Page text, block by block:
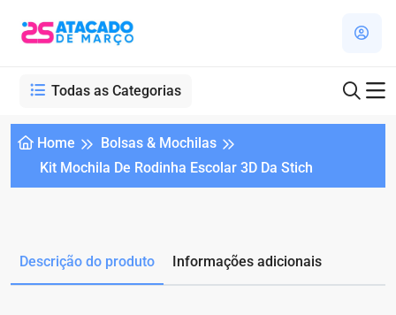
Todas as Categorias
Home
Bolsas & Mochilas
Kit Mochila De Rodinha Escolar 3D Da Stich
Descrição do produto Informações adicionais